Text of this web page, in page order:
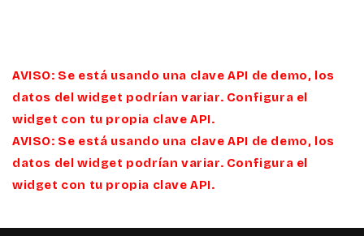
AVISO: Se está usando una clave API de demo, los
datos del widget podrían variar. Configura el
widget con tu propia clave API.
AVISO: Se está usando una clave API de demo, los
datos del widget podrían variar. Configura el
widget con tu propia clave API.